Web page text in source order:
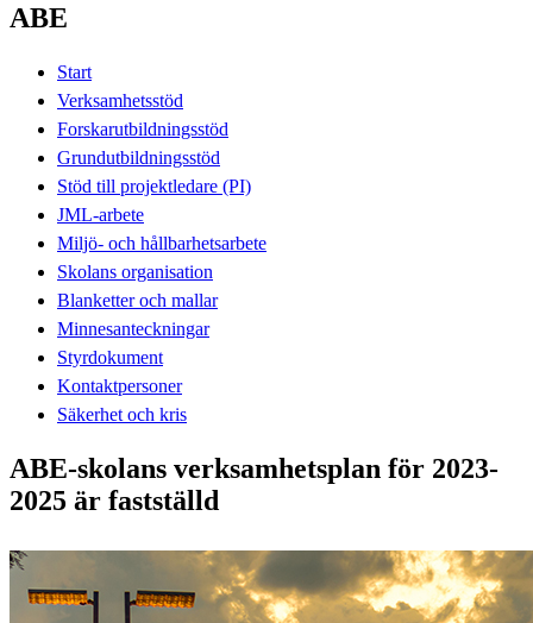
ABE
Start
Verksamhetsstöd
Forskarutbildningsstöd
Grundutbildningsstöd
Stöd till projektledare (PI)
JML-arbete
Miljö- och hållbarhetsarbete
Skolans organisation
Blanketter och mallar
Minnesanteckningar
Styrdokument
Kontaktpersoner
Säkerhet och kris
ABE-skolans verksamhetsplan för 2023-
2025 är fastställd